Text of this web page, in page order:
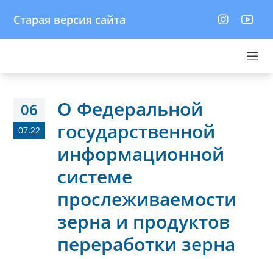
Старая версия сайта
06
07.22
О Федеральной
государственной
информационной
системе
прослеживаемости
зерна и продуктов
переработки зерна